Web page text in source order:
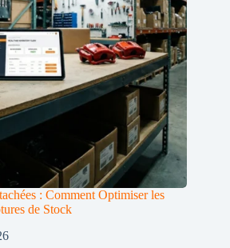
: Comment Optimiser les
de Stock